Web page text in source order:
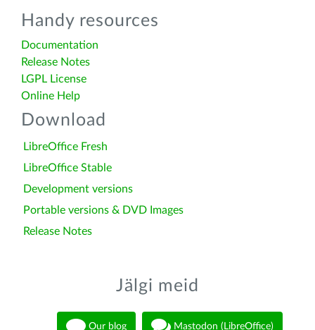
Handy resources
Documentation
Release Notes
LGPL License
Online Help
Download
LibreOffice Fresh
LibreOffice Stable
Development versions
Portable versions & DVD Images
Release Notes
Jälgi meid
Our blog Mastodon (LibreOffice)